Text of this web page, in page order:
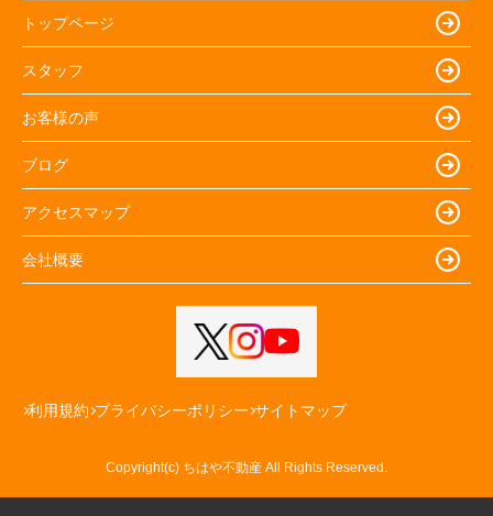
トップページ
スタッフ
お客様の声
ブログ
アクセスマップ
会社概要
利用規約 プライバシーポリシー サイトマップ
Copyright(c) ちはや不動産 All Rights Reserved.